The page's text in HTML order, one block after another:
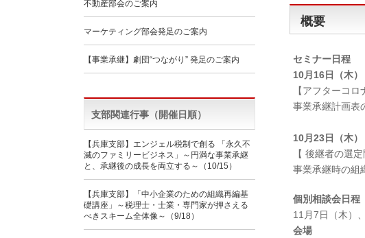
概要
セミナー日程
10月16日（木
【アフターコロ
事業承継計画表
10月23日（木
【 後継者の選定
事業承継時の組
個別相談会日程
11月7日（木）
会場
不動産部会のご案内
マーケティング部会発足のご案内
【事業承継】劇団“つながり” 発足のご案内
支部関連行事（開催日順）
【兵庫支部】エンジェル税制で創る 「永久不
滅のファミリービジネス」～円満な事業承継
と、承継後の成長を両立する～（10/15）
【兵庫支部】「中小企業のための組織再編基
礎講座」～税理士・士業・専門家が押さえる
べきスキーム全体像～（9/18）